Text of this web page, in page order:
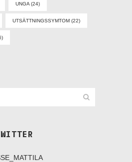
UNGA (24)
UTSÄTTNINGSSYMTOM (22)